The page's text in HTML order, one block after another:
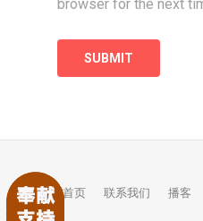
browser for the next
首页 联系我们 播客